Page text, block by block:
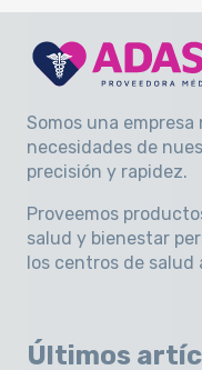
Somos una
necesidades de
precisión y rapidez.
Proveemos
salud y bienestar
los centros de salud
Últimos